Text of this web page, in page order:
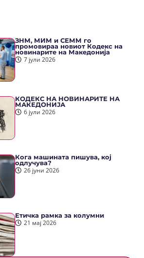
ЗНМ, МИМ и СЕММ го
промовираа новиот Кодекс на
новинарите на Македонија
7 јули 2026
КОДЕКС НА НОВИНАРИТЕ НА
МАКЕДОНИЈА
6 јули 2026
Кога машината пишува, кој
одлучува?
26 јуни 2026
Етичка рамка за колумни
21 мај 2026